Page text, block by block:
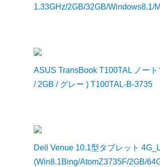
1.33GHz/2GB/32GB/Windows8.1/
ASUS TransBook T100TAL ノー
/ 2GB / グレー ) T100TAL-B-3735
Dell Venue 10.1型タブレット
(Win8.1Bing/AtomZ3735F/2GB/